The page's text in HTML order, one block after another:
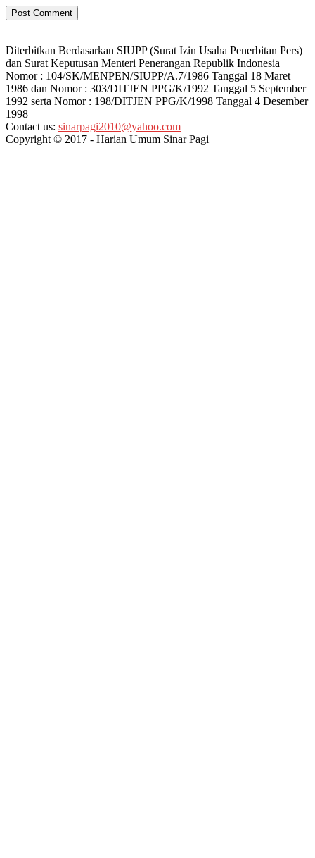
Diterbitkan Berdasarkan SIUPP (Surat Izin Usaha Penerbitan Pers)
dan Surat Keputusan Menteri Penerangan Republik Indonesia
Nomor : 104/SK/MENPEN/SIUPP/A.7/1986 Tanggal 18 Maret
1986 dan Nomor : 303/DITJEN PPG/K/1992 Tanggal 5 September
1992 serta Nomor : 198/DITJEN PPG/K/1998 Tanggal 4 Desember
1998
Contact us: sinarpagi2010@yahoo.com
Copyright © 2017 - Harian Umum Sinar Pagi